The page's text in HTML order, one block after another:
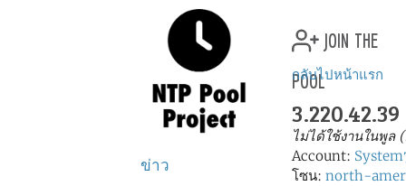
ข่าว
join the
pool
กลับไปหน้าแรก
3.220.42.39
ไม่ได้ใช้งานในพูล
Account:
โซน: north-